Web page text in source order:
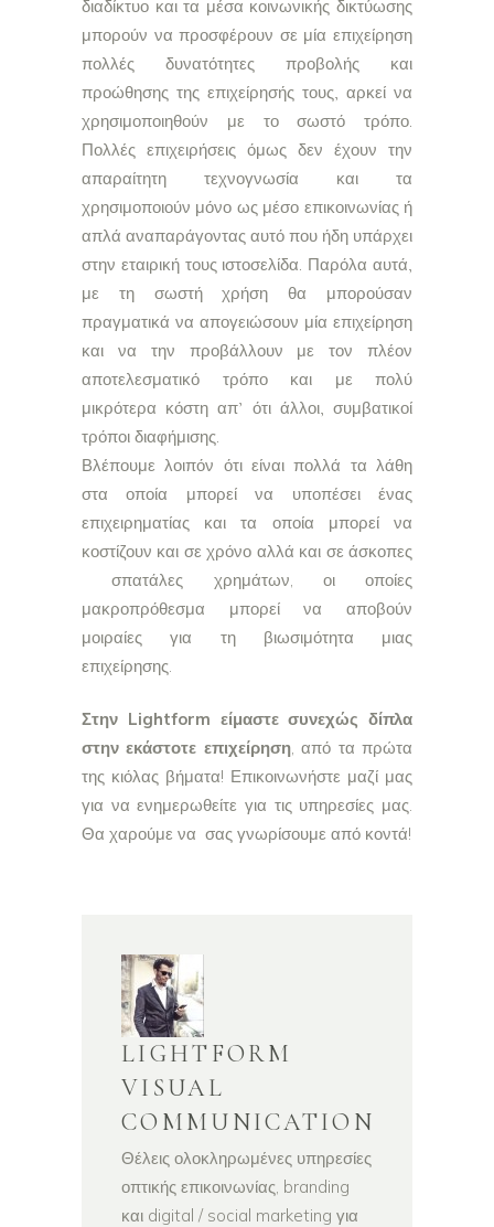
διαδίκτυο και τα μέσα κοινωνικής δικτύωσης
μπορούν να προσφέρουν σε μία επιχείρηση
πολλές δυνατότητες προβολής και
προώθησης της επιχείρησής τους, αρκεί να
χρησιμοποιηθούν με το σωστό τρόπο.
Πολλές επιχειρήσεις όμως δεν έχουν την
απαραίτητη τεχνογνωσία και τα
χρησιμοποιούν μόνο ως μέσο επικοινωνίας ή
απλά αναπαράγοντας αυτό που ήδη υπάρχει
στην εταιρική τους ιστοσελίδα. Παρόλα αυτά,
με τη σωστή χρήση θα μπορούσαν
πραγματικά να απογειώσουν μία επιχείρηση
και να την προβάλλουν με τον πλέον
αποτελεσματικό τρόπο και με πολύ
μικρότερα κόστη απ’ ότι άλλοι, συμβατικοί
τρόποι διαφήμισης.
Βλέπουμε λοιπόν ότι είναι πολλά τα λάθη
στα οποία μπορεί να υποπέσει ένας
επιχειρηματίας και τα οποία μπορεί να
κοστίζουν και σε χρόνο αλλά και σε άσκοπες
σπατάλες χρημάτων, οι οποίες
μακροπρόθεσμα μπορεί να αποβούν
μοιραίες για τη βιωσιμότητα μιας
επιχείρησης.
Στην Lightform είμαστε συνεχώς δίπλα
στην εκάστοτε επιχείρηση, από τα πρώτα
της κιόλας βήματα! Επικοινωνήστε μαζί μας
για να ενημερωθείτε για τις υπηρεσίες μας.
Θα χαρούμε να σας γνωρίσουμε από κοντά!
LIGHTFORM
VISUAL
COMMUNICATION
Θέλεις ολοκληρωμένες υπηρεσίες
οπτικής επικοινωνίας, branding
και digital / social marketing για